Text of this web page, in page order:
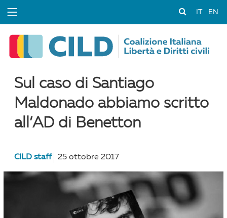
EN
Sul caso di Santiago
Maldonado abbiamo scritto
all’AD di Benetton
CILD staff 25 ottobre 2017